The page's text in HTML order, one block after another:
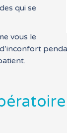
qui se
vous le